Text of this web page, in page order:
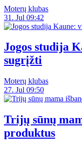
Moterų klubas
31. Jul 09:42
Jogos studija
sugrįžti
Moterų klubas
27. Jul 09:50
Trijų sūnų
produktus